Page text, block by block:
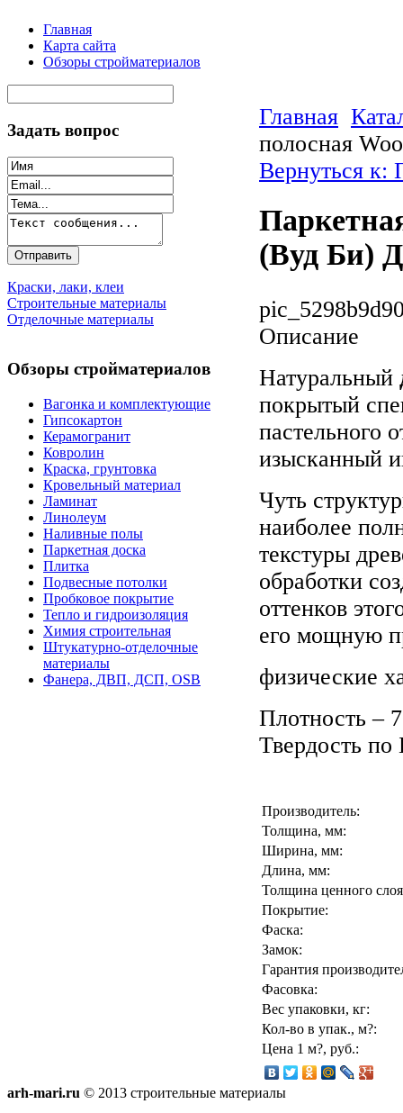
Главная
Карта сайта
Обзоры стройматериалов
Задать вопрос
Краски, лаки, клеи
Строительные материалы
Отделочные материалы
Обзоры стройматериалов
Вагонка и комплектующие
Гипсокартон
Керамогранит
Ковролин
Краска, грунтовка
Кровельный материал
Ламинат
Линолеум
Наливные полы
Паркетная доска
Плитка
Подвесные потолки
Пробковое покрытие
Тепло и гидроизоляция
Химия строительная
Штукатурно-отделочные
материалы
Фанера, ДВП, ДСП, OSB
Главная
полосная
Вернуться к:
(Вуд Би)
Описание
Натуральный
покрытый
пастельного
изысканный
Чуть
наиболее
текстуры
обработки
оттенков
его мощную
физические
Плотность –
Твердость
Производитель:
Толщина, мм:
Ширина, мм:
Длина, мм:
Толщина ценного
Покрытие:
Фаска:
Замок:
Гарантия
Фасовка:
Вес упаковки, кг:
Кол-во в упак., м?:
Цена 1 м?, руб.:
arh-mari.ru © 2013 строительные материалы